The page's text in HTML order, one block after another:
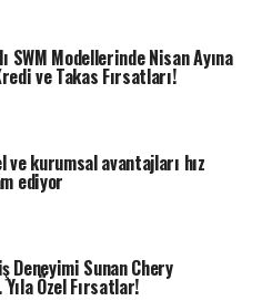
SWM Modellerinde Nisan Ayına
ve Takas Fırsatları!
ve kurumsal avantajları hız
ediyor
Deneyimi Sunan Chery
Özel Fırsatlar!